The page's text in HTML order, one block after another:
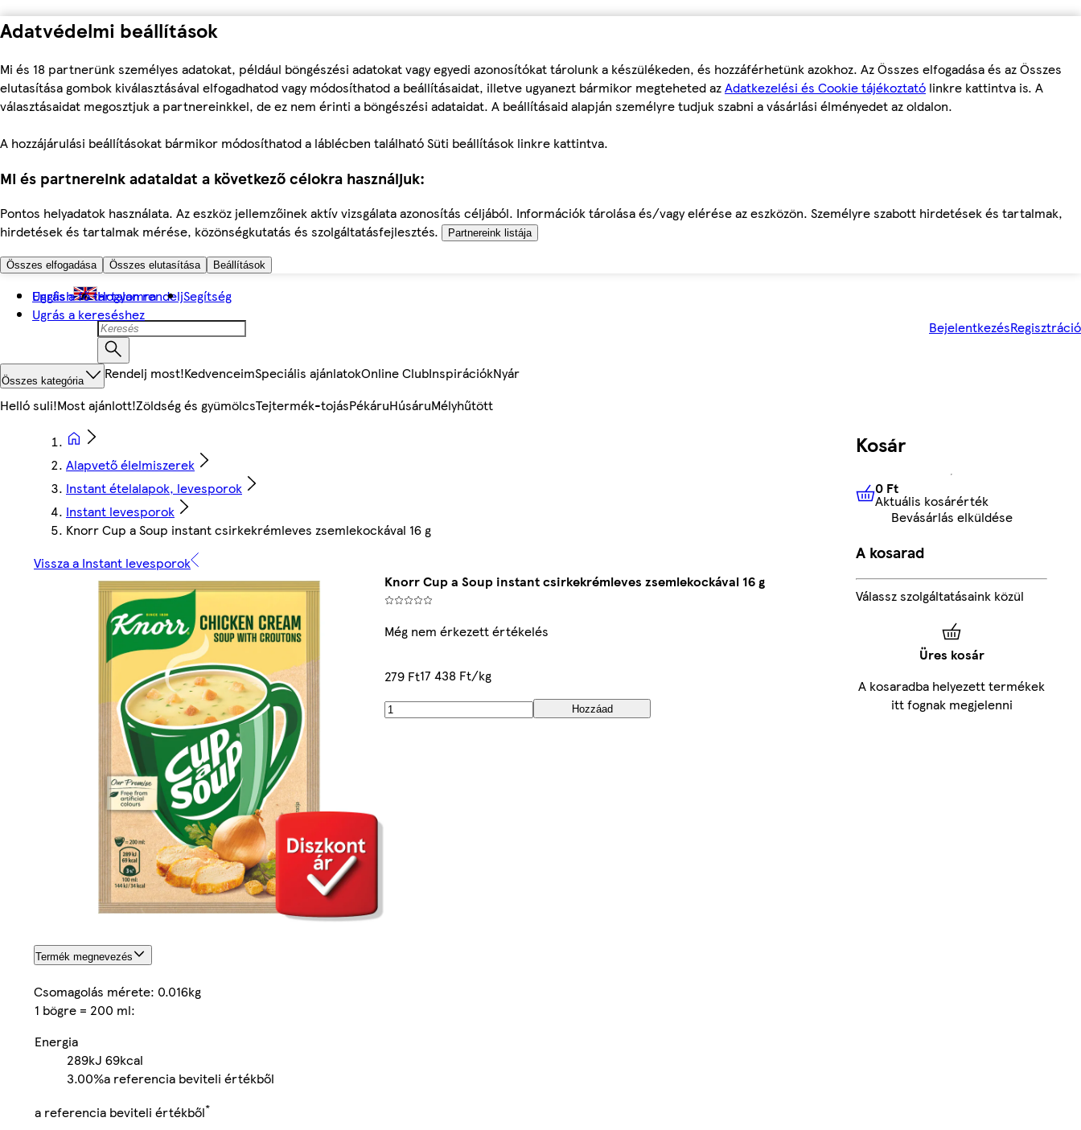
Adatvédelmi beállítások
Mi és 18 partnerünk személyes adatokat, például böngészési adatokat vagy egyedi azonosítókat tárolunk a készülékeden, és hozzáférhetünk azokhoz. Az Összes elfogadása és az Összes
elutasítása gombok kiválasztásával elfogadhatod vagy módosíthatod a beállításaidat, illetve ugyanezt bármikor megteheted azAdatkezelési és Cookie tájékoztató linkre kattintva is. A
választásaidat megosztjuk a partnereinkkel, de ez nem érinti a böngészési adataidat. A beállításaid alapján személyre tudjuk szabni a vásárlási élményedet az oldalon.
A hozzájárulási beállításokat bármikor módosíthatod a láblécben található Süti beállítások linkre kattintva.
Mi és partnereink adataidat a következő célokra használjuk:
Pontos helyadatok használata. Az eszköz jellemzőinek aktív vizsgálata azonosítás céljából. Információk tárolása és/vagy elérése az eszközön. Személyre szabott hirdetések és tartalmak,
hirdetések és tartalmak mérése, közönségkutatás és szolgáltatásfejlesztés.
Partnereink listája
Összes elfogadása Összes elutasítása Beállítások
Ugrás a fő tartalomra
Ugrás a kereséshez
English Hogyan rendeljSegítség
BejelentkezésRegisztráció
Összes kategória Rendelj most!KedvenceimSpeciális ajánlatokOnline ClubInspirációkNyár
Helló suli!Most ajánlott!Zöldség és gyümölcsTejtermék-tojásPékáruHúsáruMélyhűtött
Alapvető élelmiszerek
Instant ételalapok, levesporok
Instant levesporok
Knorr Cup a Soup instant csirkekrémleves zsemlekockával 16 g
Vissza a Instant levesporok
Knorr Cup a Soup instant csirkekrémleves zsemlekockával 16 g
Még nem érkezett értékelés
279 Ft17 438 Ft/kg
Hozzáad
Termék megnevezés
Csomagolás mérete: 0.016kg
1 bögre = 200 ml:
Energia
289kJ 69kcal
3.00%a referencia beviteli értékből
a referencia beviteli értékből*
Kosár
0 FtAktuális kosárérték
0 Ft
Aktuális kosárérték
Bevásárlás elküldése
A kosarad
Válassz szolgáltatásaink közül
Üres kosár
A kosaradba helyezett termékek
itt fognak megjelenni